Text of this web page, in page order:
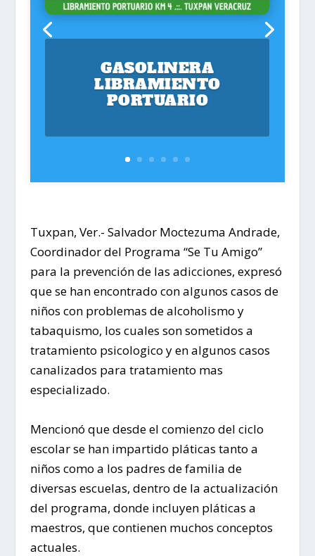
GASOLINERA
LIBRAMIENTO
PORTUARIO
Tuxpan, Ver.- Salvador Moctezuma Andrade,
Coordinador del Programa “Se Tu Amigo”
para la prevención de las adicciones, expresó
que se han encontrado con algunos casos de
niños con problemas de alcoholismo y
tabaquismo, los cuales son sometidos a
tratamiento psicologico y en algunos casos
canalizados para tratamiento mas
especializado.
Mencionó que desde el comienzo del ciclo
escolar se han impartido pláticas tanto a
niños como a los padres de familia de
diversas escuelas, dentro de la actualización
del programa, donde incluyen pláticas a
maestros, que contienen muchos conceptos
actuales.